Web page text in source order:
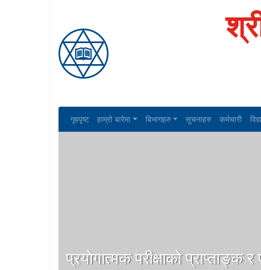
गृहपृष्ट हाम्रो बारेमा बिभागहरु सुचनाहरु कर्मचारी
प्रयोगात्मक परीक्षाको प्राप्ताङ्क